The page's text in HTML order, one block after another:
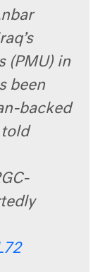
(PMU) in
been
backed
told